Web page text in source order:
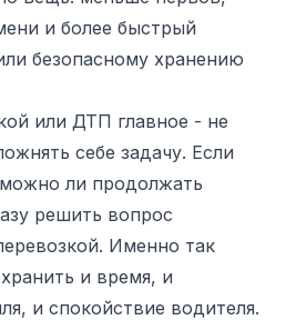
и более быстрый
безопасному хранению
или ДТП главное - не
себе задачу. Если
ли продолжать
решить вопрос
Именно так
и время, и
и спокойствие водителя.